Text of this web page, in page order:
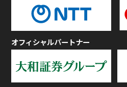
オフィシャルパートナー